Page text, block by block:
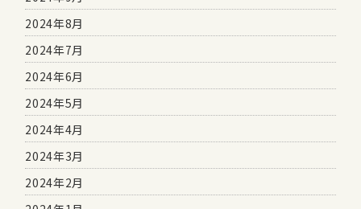
2024年8月
2024年7月
2024年6月
2024年5月
2024年4月
2024年3月
2024年2月